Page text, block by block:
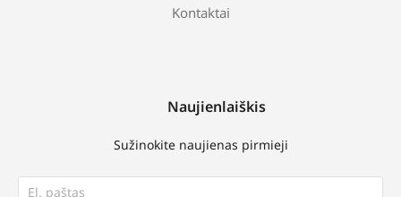
Kontaktai
Naujienlaiškis
Sužinokite naujienas pirmieji